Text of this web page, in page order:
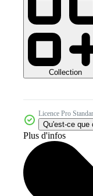
Collection
Licence Pro
Qu'est-ce que
Plus d'infos